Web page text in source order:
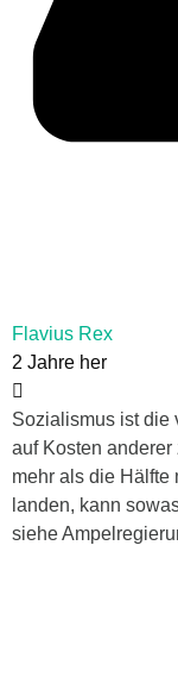
Flavius Rex
2 Jahre her
Sozialismus ist die
auf Kosten
mehr als die Hälfte
landen, kann
siehe